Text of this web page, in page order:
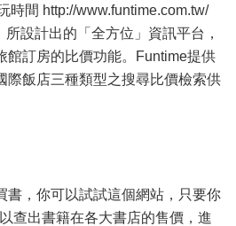
時間 http://www.funtime.com.tw/
設計出的「全方位」資訊平台，
館訂房的比價功能。Funtime提供
際飯店三種類型之搜尋比價檢索供
書，你可以試試這個網站，只要你
查出書籍在各大書店的售價，進